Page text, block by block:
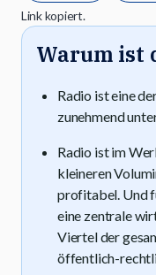
Link kopiert.
Warum ist
Radio ist eine
zunehmend
Radio ist im
kleineren
profitabel. Und
eine zentrale
Viertel der
öffentlich-